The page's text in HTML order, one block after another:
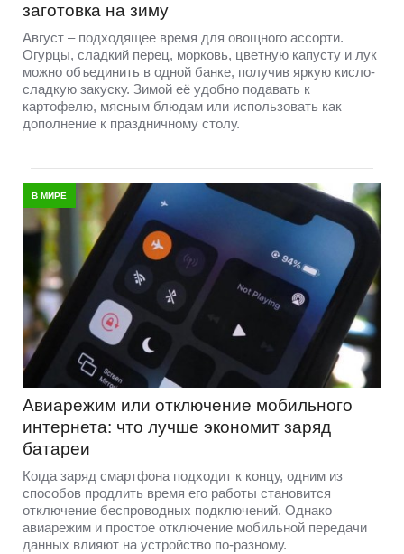
заготовка на зиму
Август – подходящее время для овощного ассорти.
Огурцы, сладкий перец, морковь, цветную капусту и лук
можно объединить в одной банке, получив яркую кисло-
сладкую закуску. Зимой её удобно подавать к
картофелю, мясным блюдам или использовать как
дополнение к праздничному столу.
В МИРЕ
Авиарежим или отключение мобильного
интернета: что лучше экономит заряд
батареи
Когда заряд смартфона подходит к концу, одним из
способов продлить время его работы становится
отключение беспроводных подключений. Однако
авиарежим и простое отключение мобильной передачи
данных влияют на устройство по-разному.